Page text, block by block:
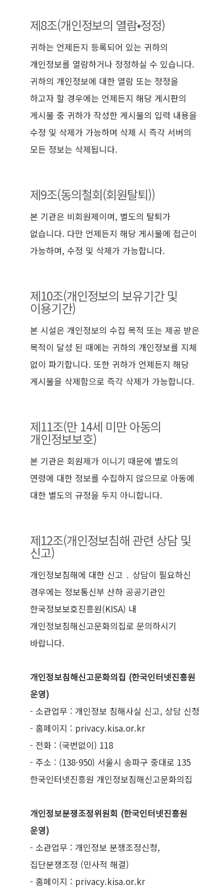
제8조(개인정보의 열람•정정)
귀하는 언제든지 등록되어 있는 귀하의
개인정보를 열람하거나 정정하실 수 있습니다.
귀하의 개인정보에 대한 열람 또는 정정을
하고자 할 경우에는 언제든지 해당 게시판의
게시물 중 귀하가 작성한 게시물의 입력 내용을
수정 및 삭제가 가능하며 삭제 시 즉각 서버의
모든 정보는 삭제됩니다.
제9조(동의철회(회원탈퇴))
본 기관은 비회원제이며, 별도의 탈퇴가
없습니다. 다만 언제든지 해당 게시물에 접근이
가능하며, 수정 및 삭제가 가능합니다.
제10조(개인정보의 보유기간 및
이용기간)
본 시설은 개인정보의 수집 목적 또는 제공 받은
목적이 달성 된 때에는 귀하의 개인정보를 지체
없이 파기합니다. 또한 귀하가 언제든지 해당
게시물을 삭제함으로 즉각 삭제가 가능합니다.
제11조(만 14세 미만 아동의
개인정보보호)
본 기관은 회원제가 이니기 때문에 별도의
연령에 대한 정보를 수집하지 않으므로 아동에
대한 별도의 규정을 두지 아니합니다.
제12조(개인정보침해 관련 상담 및
신고)
개인정보침해에 대한 신고 ․ 상담이 필요하신
경우에는 정보통신부 산하 공공기관인
한국정보보호진흥원(KISA) 내
개인정보침해신고문화의집로 문의하시기
바랍니다.
개인정보침해신고문화의집 (한국인터넷진흥원
운영)
- 소관업무 : 개인정보 침해사실 신고, 상담 신청
- 홈페이지 : privacy.kisa.or.kr
- 전화 : (국번없이) 118
- 주소 : (138-950) 서울시 송파구 중대로 135
한국인터넷진흥원 개인정보침해신고문화의집
개인정보분쟁조정위원회 (한국인터넷진흥원
운영)
- 소관업무 : 개인정보 분쟁조정신청,
집단분쟁조정 (민사적 해결)
- 홈페이지 : privacy.kisa.or.kr